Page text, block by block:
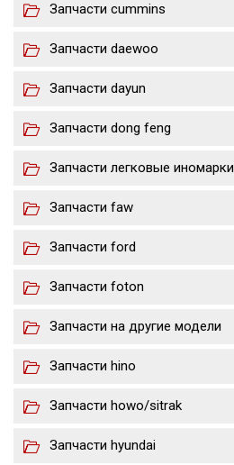
Запчасти cummins
Запчасти daewoo
Запчасти dayun
Запчасти dong feng
Запчасти легковые иномарки
Запчасти faw
Запчасти ford
Запчасти foton
Запчасти на другие модели
Запчасти hino
Запчасти howo/sitrak
Запчасти hyundai